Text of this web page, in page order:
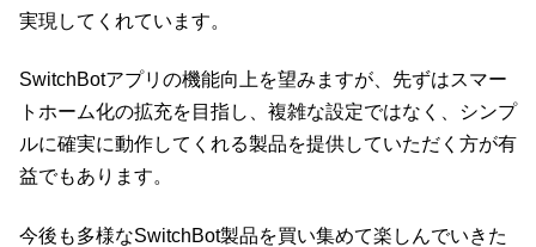
実現してくれています。
SwitchBotアプリの機能向上を望みますが、先ずはスマー
トホーム化の拡充を目指し、複雑な設定ではなく、シンプ
ルに確実に動作してくれる製品を提供していただく方が有
益でもあります。
今後も多様なSwitchBot製品を買い集めて楽しんでいきた